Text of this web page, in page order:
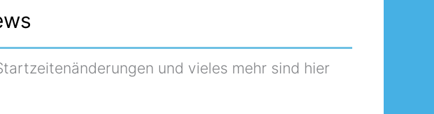
und vieles mehr sind hier